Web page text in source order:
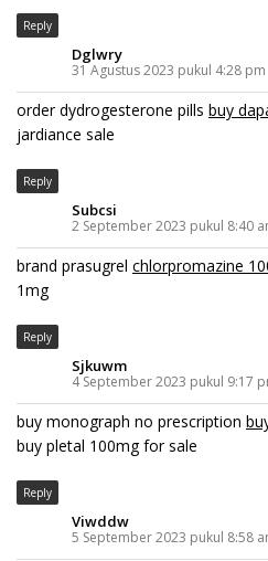
Reply
Dglwry
31 Agustus 2023 pukul 4:28 pm
order dydrogesterone pills buy
jardiance sale
Reply
Subcsi
2 September 2023 pukul 8:40
brand prasugrel chlorpromazine
1mg
Reply
Sjkuwm
4 September 2023 pukul 9:17
buy monograph no prescription
buy pletal 100mg for sale
Reply
Viwddw
5 September 2023 pukul 8:58